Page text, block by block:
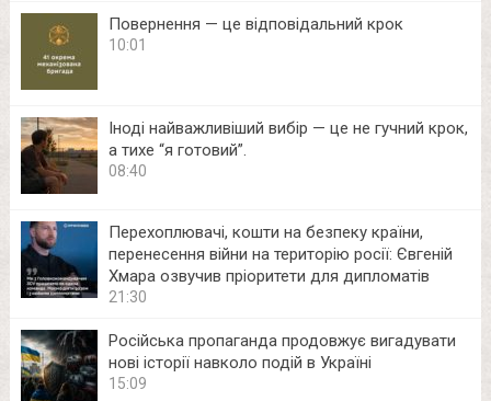
Повернення — це відповідальний крок
10:01
Іноді найважливіший вибір — це не гучний крок,
а тихе “я готовий”.
08:40
Перехоплювачі, кошти на безпеку країни,
перенесення війни на територію росії: Євгеній
Хмара озвучив пріоритети для дипломатів
21:30
Російська пропаганда продовжує вигадувати
нові історії навколо подій в Україні
15:09